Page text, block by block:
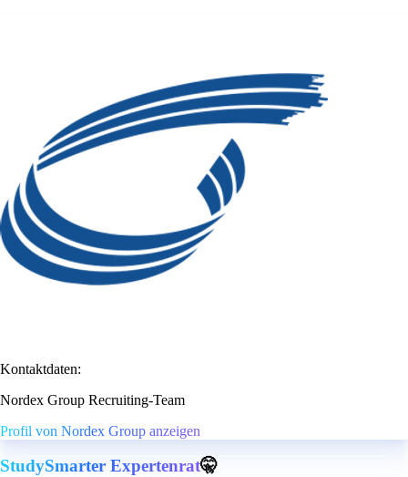
Kontaktdaten:
Nordex Group Recruiting-Team
Profil von Nordex Group anzeigen
StudySmarter Expertenrat🤫